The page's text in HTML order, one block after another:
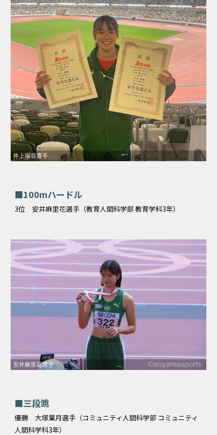
井上瑞葵選手
■100mハードル
3位 安井麻里花選手（教育人間科学部 教育学科3年）
安井麻里花選手
■三段跳
優勝 大塚葉月選手（コミュニティ人間科学部 コミュニティ
人間科学科3年）